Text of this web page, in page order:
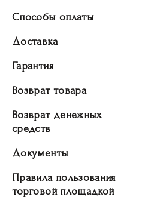
Способы оплаты
Доставка
Гарантия
Возврат товара
Возврат денежных
средств
Документы
Правила пользования
торговой площадкой